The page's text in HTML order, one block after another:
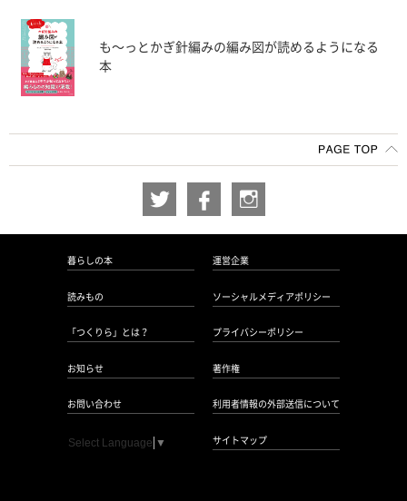
も〜っとかぎ針編みの編み図が読めるようになる
本
暮らしの本
読みもの
「つくりら」とは？
お知らせ
お問い合わせ
運営企業
ソーシャルメディアポリシー
プライバシーポリシー
著作権
利用者情報の外部送信について
サイトマップ
Select Language ▼